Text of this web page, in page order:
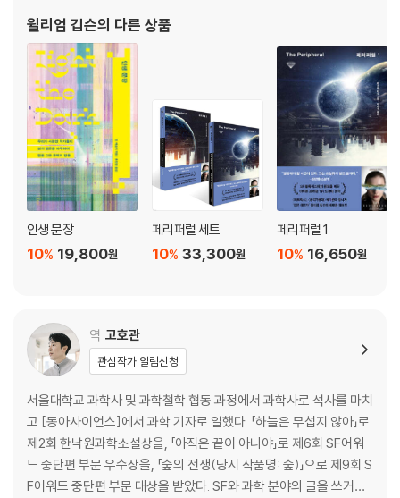
올렸다는 평가를 받고 있다. 저서로는『
윌리엄 깁슨의 다른 상품
인생 문장
19,800원
10%
페리퍼럴 세트
33,300원
10%
페리퍼럴 1
16,650원
10%
역 고호관
관심작가 알림신청
서울대학교 과학사 및 과학철학 협동 과정에서 과학사로 석사를 마치
고 [동아사이언스]에서 과학 기자로 일했다. 「하늘은 무섭지 않아」로
제2회 한낙원과학소설상을, 「아직은 끝이 아니야」로 제6회 SF어워
드 중단편 부문 우수상을, 「숲의 전쟁(당시 작품명: 숲)」으로 제9회 S
F어워드 중단편 부문 대상을 받았다. SF와 과학 분야의 글을 쓰거나